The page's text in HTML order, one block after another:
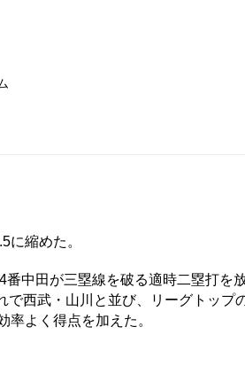
縮めた。
中田が三塁線を破る適時二塁打を
西武・山川と並び、リーグトップ
よく得点を加えた。